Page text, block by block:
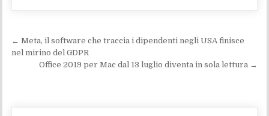
Navigazione articoli
← Meta, il software che traccia i dipendenti negli USA finisce
nel mirino del GDPR
Office 2019 per Mac dal 13 luglio diventa in sola lettura →